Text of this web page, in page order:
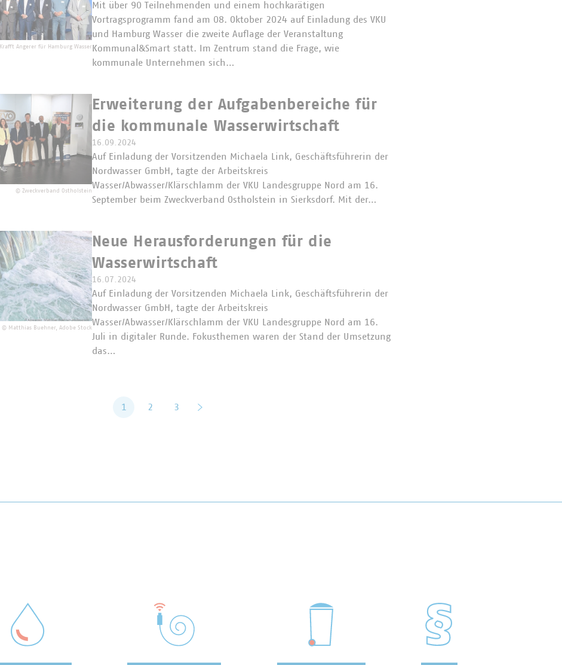
Krafft Angerer für Hamburg Wasser
Mit über 90 Teilnehmenden und einem hochkarätigen
Vortragsprogramm fand am 08. Oktober 2024 auf Einladung des VKU
und Hamburg Wasser die zweite Auflage der Veranstaltung
Kommunal&Smart statt. Im Zentrum stand die Frage, wie
kommunale Unternehmen sich…
© Zweckverband Ostholstein
Erweiterung der Aufgabenbereiche für
die kommunale Wasserwirtschaft
16.09.2024
Auf Einladung der Vorsitzenden Michaela Link, Geschäftsführerin der
Nordwasser GmbH, tagte der Arbeitskreis
Wasser/Abwasser/Klärschlamm der VKU Landesgruppe Nord am 16.
September beim Zweckverband Ostholstein in Sierksdorf. Mit der…
© Matthias Buehner, Adobe Stock
Neue Herausforderungen für die
Wasserwirtschaft
16.07.2024
Auf Einladung der Vorsitzenden Michaela Link, Geschäftsführerin der
Nordwasser GmbH, tagte der Arbeitskreis
Wasser/Abwasser/Klärschlamm der VKU Landesgruppe Nord am 16.
Juli in digitaler Runde. Fokusthemen waren der Stand der Umsetzung
das…
1 2 3